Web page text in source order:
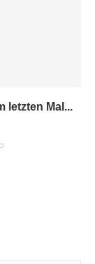
letzten Mal...